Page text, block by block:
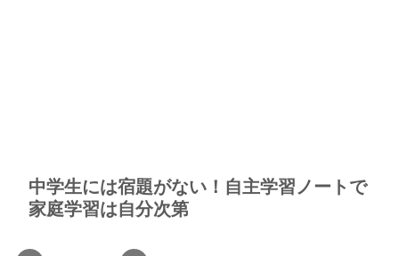
中学生には宿題がない！自主学習ノートで
家庭学習は自分次第